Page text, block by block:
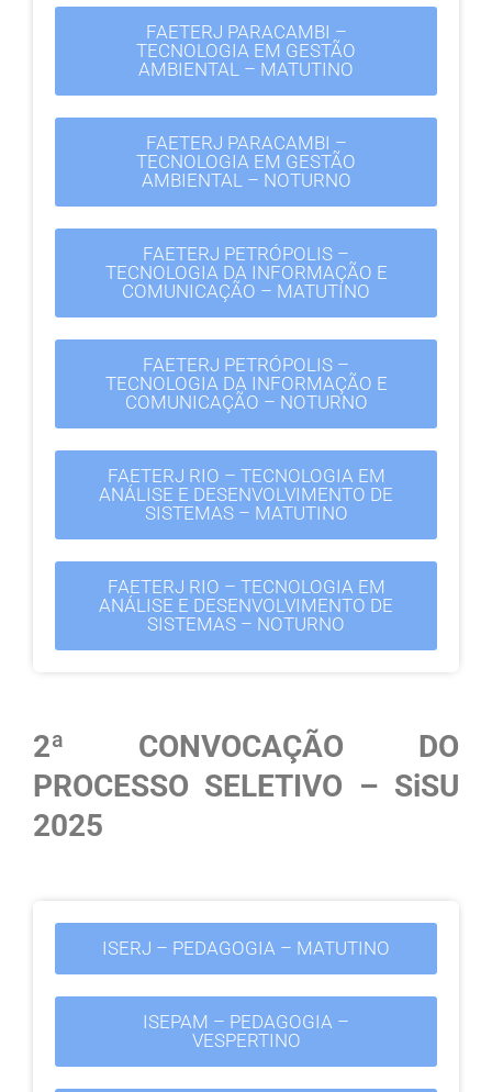
FAETERJ PARACAMBI –
TECNOLOGIA EM GESTÃO
AMBIENTAL – MATUTINO
FAETERJ PARACAMBI –
TECNOLOGIA EM GESTÃO
AMBIENTAL – NOTURNO
FAETERJ PETRÓPOLIS –
TECNOLOGIA DA INFORMAÇÃO E
COMUNICAÇÃO – MATUTINO
FAETERJ PETRÓPOLIS –
TECNOLOGIA DA INFORMAÇÃO E
COMUNICAÇÃO – NOTURNO
FAETERJ RIO – TECNOLOGIA EM
ANÁLISE E DESENVOLVIMENTO DE
SISTEMAS – MATUTINO
FAETERJ RIO – TECNOLOGIA EM
ANÁLISE E DESENVOLVIMENTO DE
SISTEMAS – NOTURNO
2ª CONVOCAÇÃO DO
PROCESSO SELETIVO – SiSU
2025
ISERJ – PEDAGOGIA – MATUTINO
ISEPAM – PEDAGOGIA –
VESPERTINO